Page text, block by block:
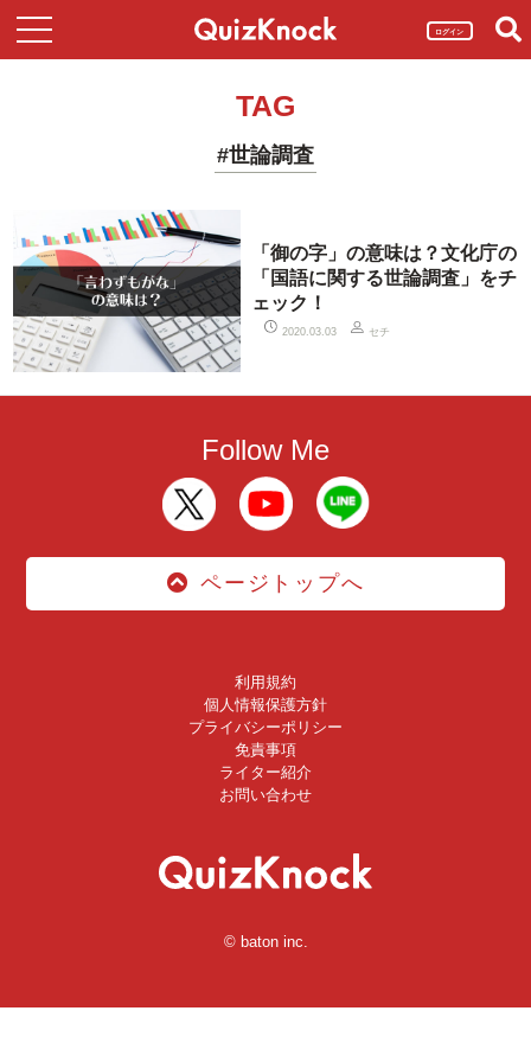
ログイン
TAG
#世論調査
「御の字」の意味は？文化庁の
「国語に関する世論調査」をチ
ェック！
2020.03.03 セチ
Follow Me
ページトップへ
利用規約
個人情報保護方針
プライバシーポリシー
免責事項
ライター紹介
お問い合わせ
© baton inc.